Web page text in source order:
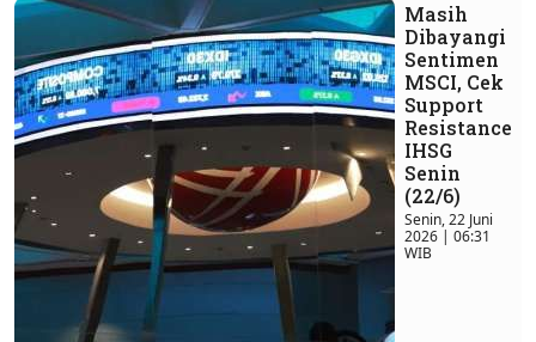
Masih
Dibayangi
Sentimen
MSCI, Cek
Support
Resistance
IHSG
Senin
(22/6)
Senin, 22 Juni
2026 | 06:31
WIB